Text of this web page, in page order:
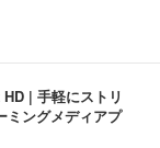
| 手軽にストリ
ミングメディアプ